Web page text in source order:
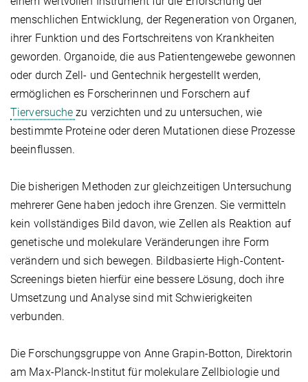
menschlichen Entwicklung, der Regeneration von Organen,
ihrer Funktion und des Fortschreitens von Krankheiten
geworden. Organoide, die aus Patientengewebe gewonnen
oder durch Zell- und Gentechnik hergestellt werden,
ermöglichen es Forscherinnen und Forschern auf
Tierversuchezu verzichten und zu untersuchen, wie
bestimmte Proteine oder deren Mutationen diese Prozesse
beeinflussen.
Die bisherigen Methoden zur gleichzeitigen Untersuchung
mehrerer Gene haben jedoch ihre Grenzen. Sie vermitteln
kein vollständiges Bild davon, wie Zellen als Reaktion auf
genetische und molekulare Veränderungen ihre Form
verändern und sich bewegen. Bildbasierte High-Content-
Screenings bieten hierfür eine bessere Lösung, doch ihre
Umsetzung und Analyse sind mit Schwierigkeiten
verbunden.
Die Forschungsgruppe von Anne Grapin-Botton, Direktorin
am Max-Planck-Institut für molekulare Zellbiologie und